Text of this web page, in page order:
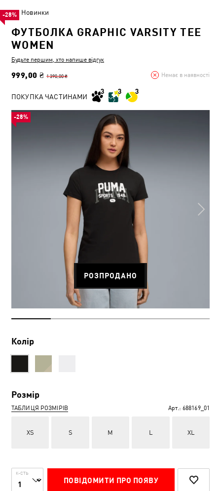
Новинки
ФУТБОЛКА GRAPHIC VARSITY TEE
WOMEN
Будьте першим, хто напише відгук
999,00 ₴ 1 390,00 ₴ Немає в наявності
-28%
ПОКУПКА ЧАСТИНАМИ
РОЗПРОДАНО
Колір
Розмір
ТАБЛИЦЯ РОЗМІРІВ Арт.: 688169_01
XS S M L XL
К-СТЬ
ПОВІДОМИТИ ПРО ПОЯВУ
-28%